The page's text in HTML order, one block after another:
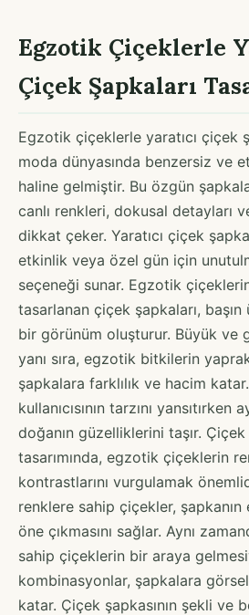
Egzotik Çiçeklerle
Çiçek Şapkaları
Egzotik çiçeklerle yaratıcı çiçek
moda dünyasında benzersiz ve
haline gelmiştir. Bu özgün
canlı renkleri, dokusal detayları
dikkat çeker. Yaratıcı çiçek
etkinlik veya özel gün için
seçeneği sunar. Egzotik
tasarlanan çiçek şapkaları,
bir görünüm oluşturur. Büyük ve
yanı sıra, egzotik bitkilerin
şapkalara farklılık ve hacim
kullanıcısının tarzını yansıtırken
doğanın güzelliklerini taşır. Çiçek
tasarımında, egzotik çiçeklerin
kontrastlarını vurgulamak
renklere sahip çiçekler,
öne çıkmasını sağlar. Aynı
sahip çiçeklerin bir araya
kombinasyonlar, şapkalara
katar. Çiçek şapkasının şekli ve